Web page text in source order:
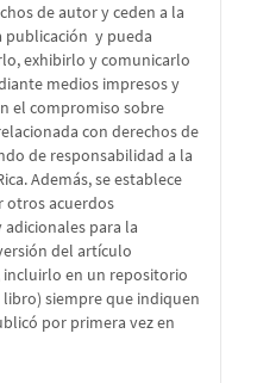
de autor y ceden a la
publicación y pueda
exhibirlo y comunicarlo
medios impresos y
el compromiso sobre
con derechos de
de responsabilidad a la
Además, se establece
otros acuerdos
para la
del artículo
incluirlo en un repositorio
siempre que indiquen
por primera vez en